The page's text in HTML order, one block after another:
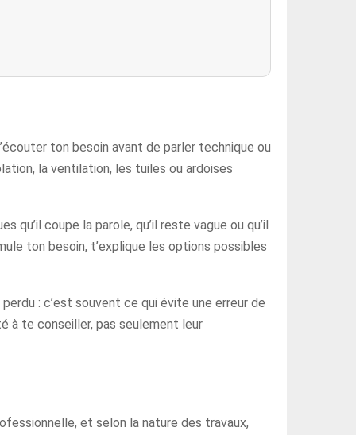
ton besoin avant de parler technique ou
la ventilation, les tuiles ou ardoises
coupe la parole, qu’il reste vague ou qu’il
ton besoin, t’explique les options possibles
: c’est souvent ce qui évite une erreur de
à te conseiller, pas seulement leur
et selon la nature des travaux,